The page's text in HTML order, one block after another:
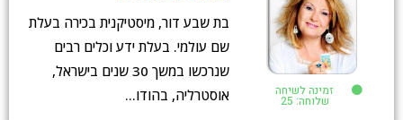
זמינה לשיחה
שלוחה: 25
בת שבע דור, מיסטיקנית בכירה בעלת
שם עולמי. בעלת ידע וכלים רבים
שנרכשו במשך 30 שנים בישראל,
אוסטרליה, בהודו…